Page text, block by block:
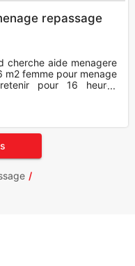
repassage
cherche aide menagere
m2 femme pour menage
pour 16 heures